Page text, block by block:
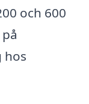
och 600
hos